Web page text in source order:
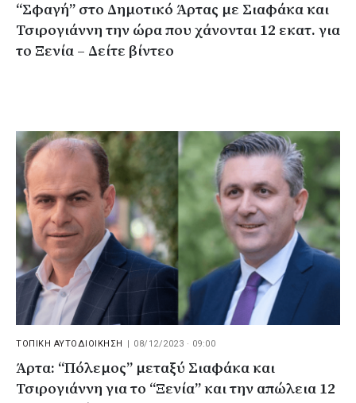
“Σφαγή” στο Δημοτικό Άρτας με Σιαφάκα και
Τσιρογιάννη την ώρα που χάνονται 12 εκατ. για
το Ξενία – Δείτε βίντεο
ΤΟΠΙΚΗ ΑΥΤΟΔΙΟΙΚΗΣΗ 08/12/2023 · 09:00
Άρτα: “Πόλεμος” μεταξύ Σιαφάκα και
Τσιρογιάννη για το “Ξενία” και την απώλεια 12